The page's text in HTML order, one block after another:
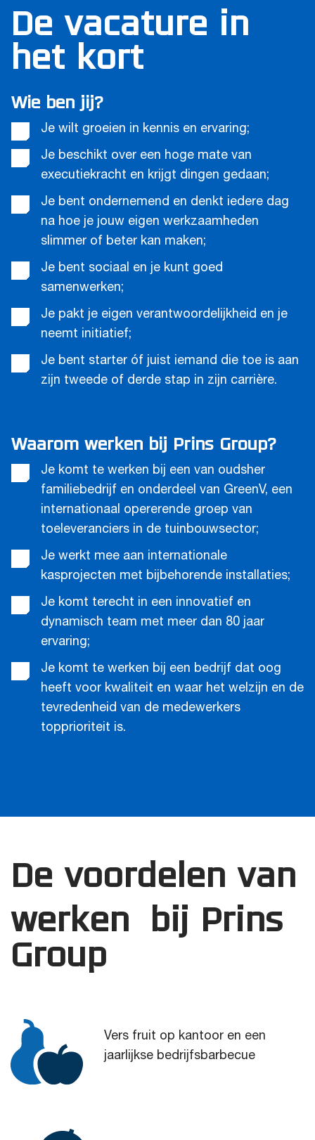
De vacature in
het kort
Wie ben jij?
Je wilt groeien in kennis en ervaring;
Je beschikt over een hoge mate van
executiekracht en krijgt dingen gedaan;
Je bent ondernemend en denkt iedere dag
na hoe je jouw eigen werkzaamheden
slimmer of beter kan maken;
Je bent sociaal en je kunt goed
samenwerken;
Je pakt je eigen verantwoordelijkheid en je
neemt initiatief;
Je bent starter óf juist iemand die toe is aan
zijn tweede of derde stap in zijn carrière.
Waarom werken bij Prins Group?
Je komt te werken bij een van oudsher
familiebedrijf en onderdeel van GreenV, een
internationaal opererende groep van
toeleveranciers in de tuinbouwsector;
Je werkt mee aan internationale
kasprojecten met bijbehorende installaties;
Je komt terecht in een innovatief en
dynamisch team met meer dan 80 jaar
ervaring;
Je komt te werken bij een bedrijf dat oog
heeft voor kwaliteit en waar het welzijn en de
tevredenheid van de medewerkers
topprioriteit is.
De voordelen van
werken bij Prins
Group
Vers fruit op kantoor en een
jaarlijkse bedrijfsbarbecue